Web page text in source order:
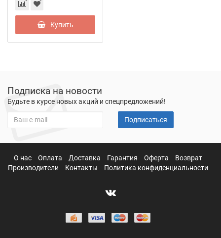
Купить
Подписка на новости
Будьте в курсе новых акций и спецпредложений!
Подписаться
О нас Оплата Доставка Гарантия Оферта
Возврат
Производители
Контакты Политика конфиденциальности